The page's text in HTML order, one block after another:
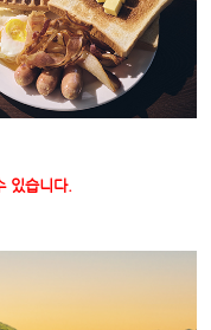
있습니다.